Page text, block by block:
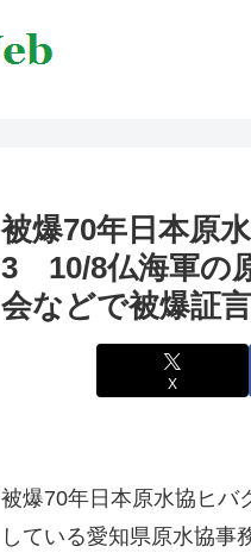
被爆70年日本原
3 10/8仏海軍の
会などで被爆証言
X
被爆70年日本原水協ヒ
している愛知県原水協事